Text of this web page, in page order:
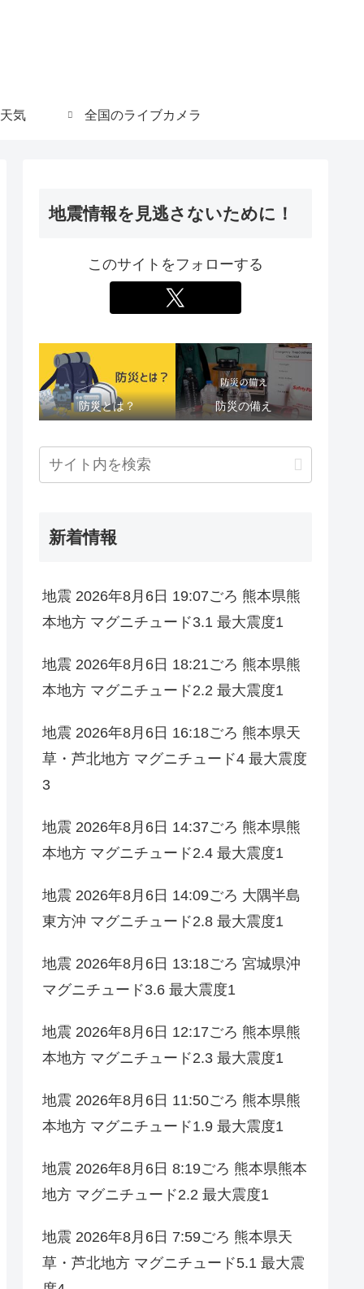
天気 全国のライブカメラ
地震情報を見逃さないために！
このサイトをフォローする
防災とは？ 防災の備え
新着情報
地震 2026年8月6日 19:07ごろ 熊本県熊
本地方 マグニチュード3.1 最大震度1
地震 2026年8月6日 18:21ごろ 熊本県熊
本地方 マグニチュード2.2 最大震度1
地震 2026年8月6日 16:18ごろ 熊本県天
草・芦北地方 マグニチュード4 最大震度
3
地震 2026年8月6日 14:37ごろ 熊本県熊
本地方 マグニチュード2.4 最大震度1
地震 2026年8月6日 14:09ごろ 大隅半島
東方沖 マグニチュード2.8 最大震度1
地震 2026年8月6日 13:18ごろ 宮城県沖
マグニチュード3.6 最大震度1
地震 2026年8月6日 12:17ごろ 熊本県熊
本地方 マグニチュード2.3 最大震度1
地震 2026年8月6日 11:50ごろ 熊本県熊
本地方 マグニチュード1.9 最大震度1
地震 2026年8月6日 8:19ごろ 熊本県熊本
地方 マグニチュード2.2 最大震度1
地震 2026年8月6日 7:59ごろ 熊本県天
草・芦北地方 マグニチュード5.1 最大震